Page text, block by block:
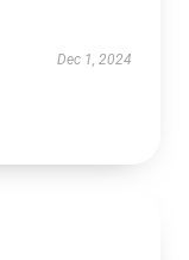
Dec 1, 2024